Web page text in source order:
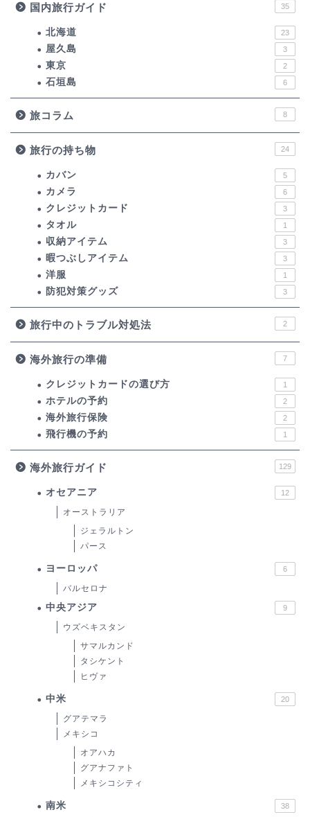
国内旅行ガイド 35
北海道 23
屋久島 3
東京 2
石垣島 6
旅コラム 8
旅行の持ち物 24
カバン 5
カメラ 6
クレジットカード 3
タオル 1
収納アイテム 3
暇つぶしアイテム 3
洋服 1
防犯対策グッズ 3
旅行中のトラブル対処法 2
海外旅行の準備 7
クレジットカードの選び方 1
ホテルの予約 2
海外旅行保険 2
飛行機の予約 1
海外旅行ガイド 129
オセアニア 12
オーストラリア
ジェラルトン
パース
ヨーロッパ 6
バルセロナ
中央アジア 9
ウズベキスタン
サマルカンド
タシケント
ヒヴァ
中米 20
グアテマラ
メキシコ
オアハカ
グアナファト
メキシコシティ
南米 38